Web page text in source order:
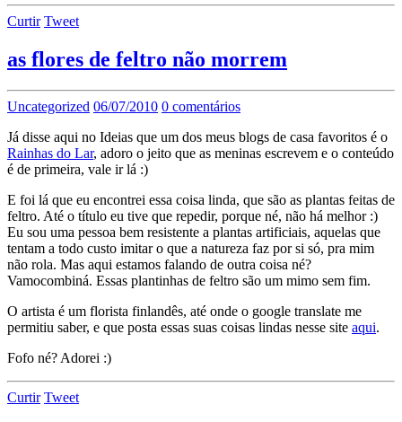
Curtir Tweet
as flores de feltro não morrem
Uncategorized 06/07/2010 0 comentários
Já disse aqui no Ideias que um dos meus blogs de casa favoritos é o
Rainhas do Lar, adoro o jeito que as meninas escrevem e o conteúdo
é de primeira, vale ir lá :)
E foi lá que eu encontrei essa coisa linda, que são as plantas feitas de
feltro. Até o título eu tive que repedir, porque né, não há melhor :)
Eu sou uma pessoa bem resistente a plantas artificiais, aquelas que
tentam a todo custo imitar o que a natureza faz por si só, pra mim
não rola. Mas aqui estamos falando de outra coisa né?
Vamocombiná. Essas plantinhas de feltro são um mimo sem fim.
O artista é um florista finlandês, até onde o google translate me
permitiu saber, e que posta essas suas coisas lindas nesse site aqui.
Fofo né? Adorei :)
Curtir Tweet